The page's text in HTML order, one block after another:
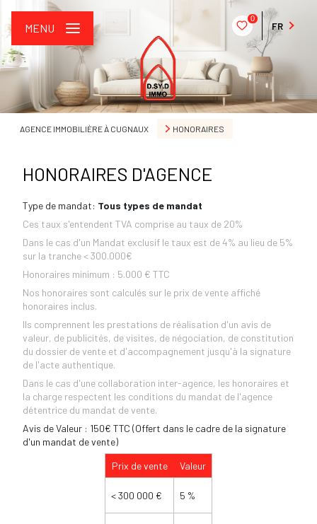
0
FR
MENU
AGENCE IMMOBILIÈRE À CUGNAUX HONORAIRES
HONORAIRES D'AGENCE
Type de mandat: Tous types de mandat
Ces taux s'entendent TVA comprise au taux de 20%
Dans le cas d'un Mandat exclusif le taux est de 4% au lieu de 5%
sur la tranche < 300.000€
Honoraires minimum : 5.000 € TTC
Nos honoraires sont calculés sur le prix de vente affiché
honoraires inclus.
Ils comprennent les prestations de réalisation d'un avis de
valeur, de publicités, de visites, de négociation, de constitution
du dossier de vente et d'accompagnement jusqu'à la signature
de l'acte authentique.
Dans le cas d'une collaboration inter-agence, les honoraires et
la charge respectent les conditions du mandat de l'agence
détentrice du mandat de vente.
Avis de Valeur : 150€ TTC (Offert dans le cadre de la signature
d'un mandat de vente)
Prix de vente
Valeur
<300 000 € 5 %